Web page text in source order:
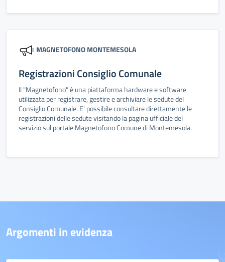
MAGNETOFONO MONTEMESOLA
Registrazioni Consiglio Comunale
Il "Magnetofono" è una piattaforma hardware e software
utilizzata per registrare, gestire e archiviare le sedute del
Consiglio Comunale. E' possibile consultare direttamente le
registrazioni delle sedute visitando la pagina ufficiale del
servizio sul portale Magnetofono Comune di Montemesola.
Argomenti in evidenza